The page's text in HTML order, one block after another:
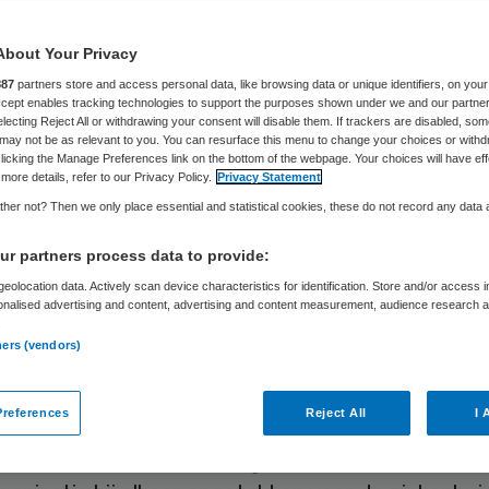
heeft de vijftig best gewaardeerde
bekendgemaakt. Per sector is een top
van zorgaanbieders in de ziekenhuis-, thuis-
fysiotherapie en zorg van klinieken.
kunnen patiënten en cliënten hun
uitspreken voor zorgaanbieders. Elk
in de wijkverpleging die tussen 1 januari en
mee voor de top 50. Dat gold ook voor elk
met honderd of meer waarderingen. Om
Your Privacy
partners store and access personal data, like browsing data or unique identifiers, on your
enables tracking technologies to support the purposes shown under we and our
Reject All or withdrawing your consent will disable them. If trackers are disabled,
not be as relevant to you. You can resurface this menu to change your choices or
the Manage Preferences link on the bottom of the webpage. Your choices will have
details, refer to our Privacy Policy. Privacy Statement
not? Then we only place essential and statistical cookies, these do not record any data
partners process data to provide:
data. Actively scan device characteristics for identification. Store and/or access
advertising and content, advertising and content measurement, audience research
(vendors)
Reject All I